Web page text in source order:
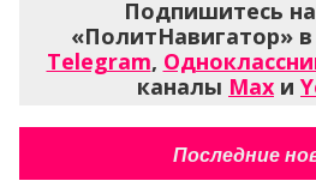
Подпишитесь
«ПолитНавигатор»
Telegram,
каналы Max и
Последние